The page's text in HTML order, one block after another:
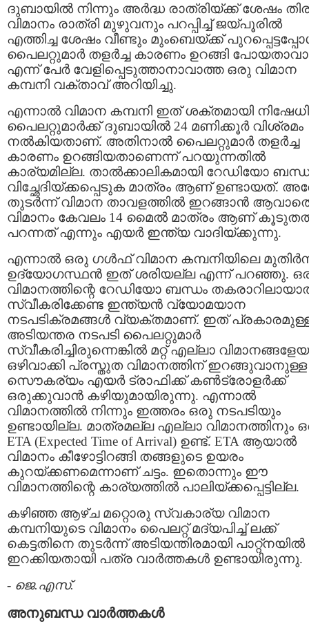
ദുബായില്‍ നിന്നും അര്‍ദ്ധ രാത്രിയ്ക്ക് ശേഷം
വിമാനം രാത്രി മുഴുവനും പറപ്പിച്ച് ജയ്പൂരില്‍
എത്തിച്ച ശേഷം വീണ്ടും മുംബെയ്ക്ക്
പൈലറ്റുമാര്‍ തളര്‍ച്ച കാരണം ഉറങ്ങി
എന്ന് പേര്‍ വേളിപ്പെടുത്താനാവാത്ത ഒരു വിമാന
കമ്പനി വക്താവ് അറിയിച്ചു.
എന്നാല്‍ വിമാന കമ്പനി ഇത് ശക്തമായി
പൈലറ്റുമാര്‍ക്ക് ദുബായില്‍ 24 മണിക്കൂര്‍ വിശ്രമം
നല്‍കിയതാണ്. അതിനാല്‍ പൈലറ്റുമാര്‍ തളര്‍ച്ച
കാരണം ഉറങ്ങിയതാണെന്ന് പറയുന്നതില്‍
കാര്യമില്ല. താല്‍ക്കാലികമായി റേഡിയോ
വിച്ഛേദിയ്ക്കപ്പെടുക മാത്രം ആണ് ഉണ്ടായത്.
തുടര്‍ന്ന് വിമാന താവളത്തില്‍ ഇറങ്ങാന്‍
വിമാനം കേവലം 14 മൈല്‍ മാത്രം ആണ്
പറന്നത് എന്നും എയര്‍ ഇന്ത്യ വാദിയ്ക്കുന്നു.
എന്നാല്‍ ഒരു ഗള്‍ഫ് വിമാന കമ്പനിയിലെ
ഉദ്യോഗസ്ഥന്‍ ഇത് ശരിയല്ല എന്ന് പറഞ്ഞു.
വിമാനത്തിന്റെ റേഡിയോ ബന്ധം
സ്വീകരിക്കേണ്ട ഇന്ത്യന്‍ വ്യോമയാന
നടപടിക്രമങ്ങള്‍ വ്യക്തമാണ്. ഇത്
അടിയന്തര നടപടി പൈലറ്റുമാര്‍
സ്വീകരിച്ചിരുന്നെങ്കില്‍ മറ്റ് എല്ലാ
ഒഴിവാക്കി പ്രസ്തുത വിമാനത്തിന് ഇറങ്ങുവാനുള്ള
സൌകര്യം എയര്‍ ട്രാഫിക്ക് കണ്‍ട്രോളര്‍ക്ക്
ഒരുക്കുവാന്‍ കഴിയുമായിരുന്നു. എന്നാല്‍
വിമാനത്തില്‍ നിന്നും ഇത്തരം ഒരു നടപടിയും
ഉണ്ടായില്ല. മാത്രമല്ല എല്ലാ വിമാനത്തിനും
ETA (Expected Time of Arrival) ഉണ്ട്. ETA ആയാല്‍
വിമാനം കീഴോട്ടിറങ്ങി തങ്ങളുടെ ഉയരം
കുറയ്ക്കണമെന്നാണ് ചട്ടം. ഇതൊന്നും ഈ
വിമാനത്തിന്റെ കാര്യത്തില്‍ പാലിയ്ക്കപ്പെട്ടില്ല.
കഴിഞ്ഞ ആഴ്ച മറ്റൊരു സ്വകാര്യ വിമാന
കമ്പനിയുടെ വിമാനം പൈലറ്റ് മദ്യപിച്ച് ലക്ക്
കെട്ടതിനെ തുടര്‍ന്ന് അടിയന്തിരമായി പാ‍റ്റ്നയില്‍
ഇറക്കിയതായി പത്ര വാര്‍ത്തകള്‍ ഉണ്ടായിരുന്നു.
- ജെ.എസ്.
അനുബന്ധ വാര്‍ത്തകള്‍